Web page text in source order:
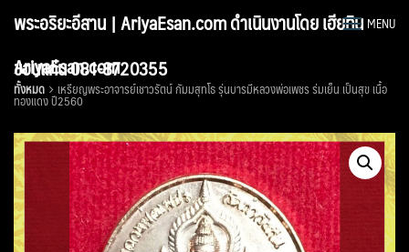
พระอริยะอีสาน | AriyaEsan.com ดำเนินงานโดย เฮียทิน
ขอนแก่น 081-8720355
MENU
AriyaEsan.com
ทั้งหมด เหรียญพระอาจารย์เชาวรัตน์ กัมมสุทโธ รุ่นบารมีหลวงพ่อเพชร ร่มเย็น เป็นสุข เนื้อ
ทองแดง ปี2560